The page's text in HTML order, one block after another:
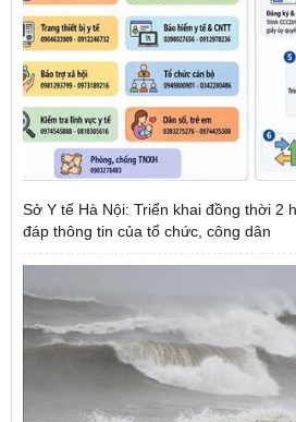
Sở Y tế Hà Nội: Triển khai đồng thời 2
đáp thông tin của tổ chức, công dân